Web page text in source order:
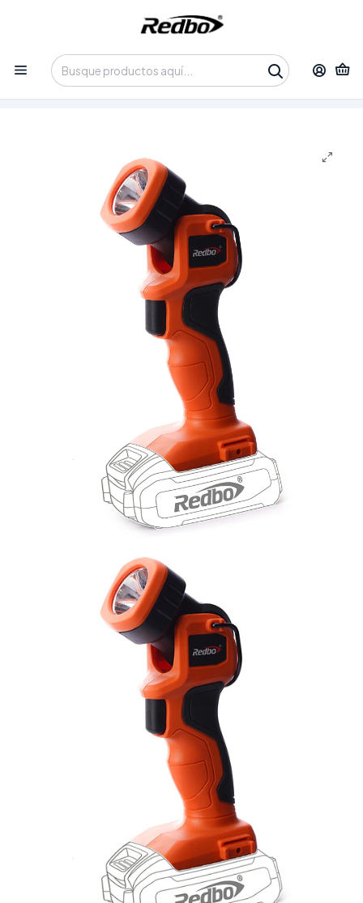
Tienda 100% Online con despacho a domicilio o retiro en
Oficina • Lun-Vie 09:30-14:00 / 15:00-17:30 • 📞 +56 9 3730 2311
Herramientas Inalámbricas
Linterna Inalámbrica Redbo CT 21V-110 (Cabezal Giratorio